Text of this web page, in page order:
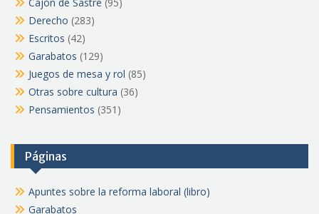
Derecho (283)
Escritos (42)
Garabatos (129)
Juegos de mesa y rol (85)
Otras sobre cultura (36)
Pensamientos (351)
Páginas
Apuntes sobre la reforma laboral (libro)
Garabatos